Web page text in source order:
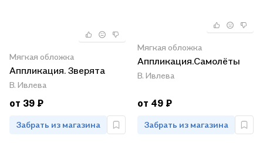
Мягкая обложка
Аппликация. Зверята
В. Ивлева
от 39 ₽
Забрать из магазина
Мягкая обложка
Аппликация.Самолёты
В. Ивлева
от 49 ₽
Забрать из магазина